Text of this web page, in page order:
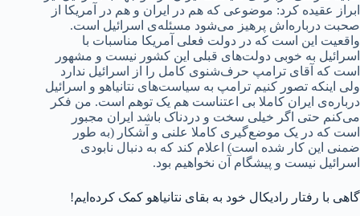
ابراز عقیده کرد: موضوعی که هم در ایران و هم در آمریکا از
صحبت درباره‌اش پرهیز می‌شود مسئله‌ی اسرائیل است.
واقعیت این است که در دولت فعلی آمریکا مناسبات با
اسرائیل به خوبی دولت‌های قبلی این کشور نیست و مشهور
است که آقای ترامپ حرف‌شنوی کامل را از اسرائیل ندارد
ولی اینکه تصور کنیم ترامپ به سیاست‌های نتانیاهو و اسرائیل
درباره‌ی ایران کاملا بی اعتناست هم یک توهم است. من فکر
می‌کنم حتی اگر خیلی سخت و دردناک باشد ایران مجبور
است که در یک موضع‌گیری کاملا علنی و آشکار (به طور
ضمنی این کار شده است) اعلام کند که به دنبال نابودی
اسرائیل نیست و پیشگام آن نخواهیم بود.
گاهی با رفتار رادیکال خود به بقای نتانیاهو کمک کرده‌ایم!